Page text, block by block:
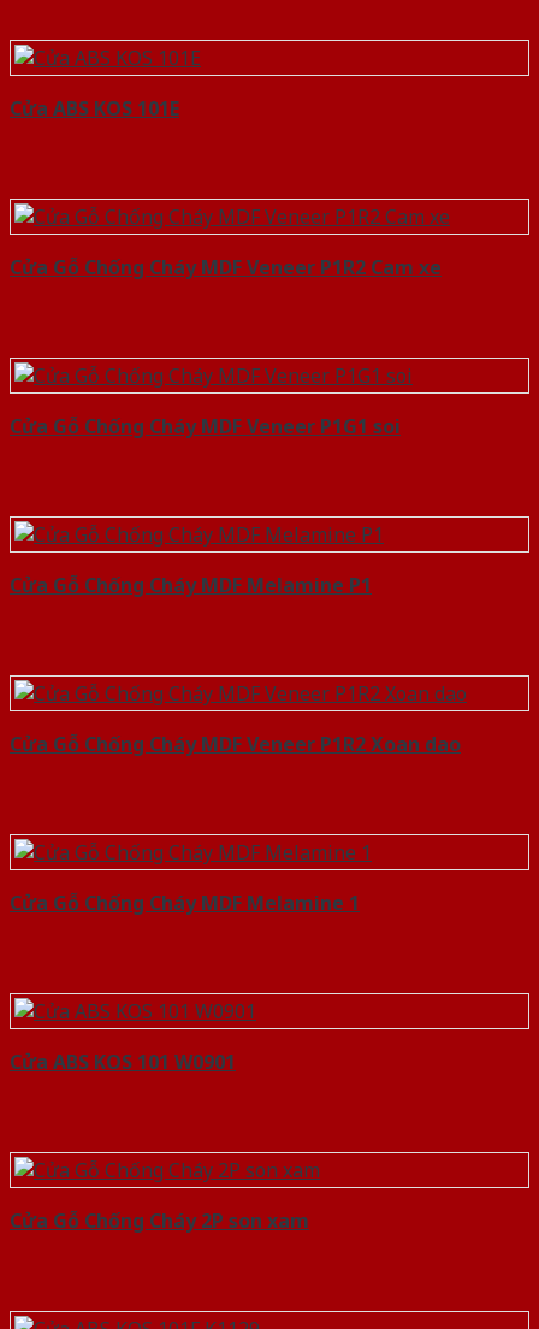
Cửa ABS KOS 101E
Cửa Gỗ Chống Cháy MDF Veneer P1R2 Cam xe
Cửa Gỗ Chống Cháy MDF Veneer P1G1 soi
Cửa Gỗ Chống Cháy MDF Melamine P1
Cửa Gỗ Chống Cháy MDF Veneer P1R2 Xoan dao
Cửa Gỗ Chống Cháy MDF Melamine 1
Cửa ABS KOS 101 W0901
Cửa Gỗ Chống Cháy 2P son xam